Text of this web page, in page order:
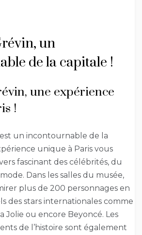
un
de la capitale !
une expérience
!
un incontournable de la
unique à Paris vous
fascinant des célébrités, du
Dans les salles du musée,
plus de 200 personnages en
des stars internationales comme
Jolie ou encore Beyoncé. Les
de l’histoire sont également